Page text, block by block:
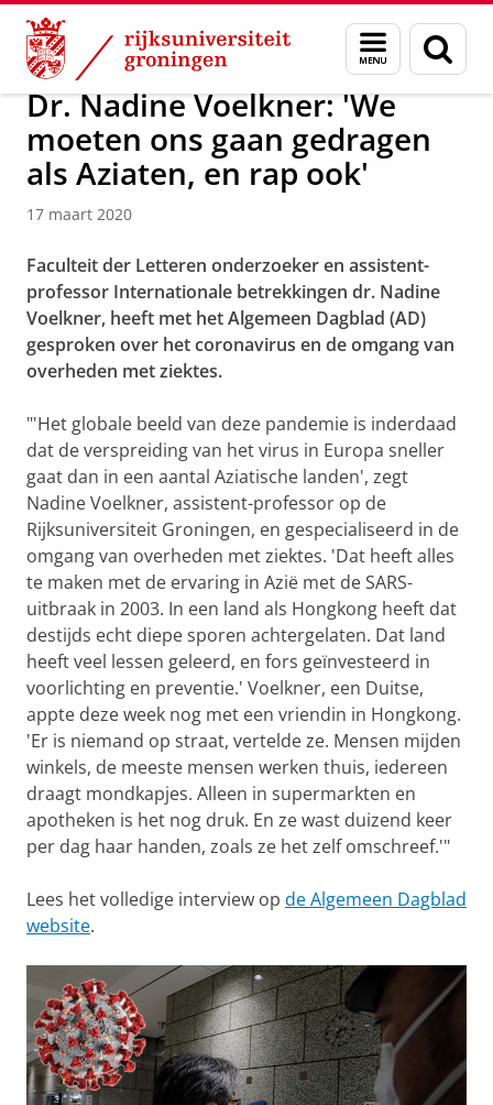
Skip
Content
Skip
Navigation
Menu
en
zoeken
Over ons Actueel
Dr. Nadine Voelkner: 'We
moeten ons gaan gedragen
als Aziaten, en rap ook'
17 maart 2020
Faculteit der Letteren onderzoeker en assistent-
professor Internationale betrekkingen dr. Nadine
Voelkner, heeft met het Algemeen Dagblad (AD)
gesproken over het coronavirus en de omgang van
overheden met ziektes.
"'Het globale beeld van deze pandemie is inderdaad
dat de verspreiding van het virus in Europa sneller
gaat dan in een aantal Aziatische landen', zegt
Nadine Voelkner, assistent-professor op de
Rijksuniversiteit Groningen, en gespecialiseerd in de
omgang van overheden met ziektes. 'Dat heeft alles
te maken met de ervaring in Azië met de SARS-
uitbraak in 2003. In een land als Hongkong heeft dat
destijds echt diepe sporen achtergelaten. Dat land
heeft veel lessen geleerd, en fors geïnvesteerd in
voorlichting en preventie.' Voelkner, een Duitse,
appte deze week nog met een vriendin in Hongkong.
'Er is niemand op straat, vertelde ze. Mensen mijden
winkels, de meeste mensen werken thuis, iedereen
draagt mondkapjes. Alleen in supermarkten en
apotheken is het nog druk. En ze wast duizend keer
per dag haar handen, zoals ze het zelf omschreef.'"
Lees het volledige interview op de Algemeen Dagblad
website.